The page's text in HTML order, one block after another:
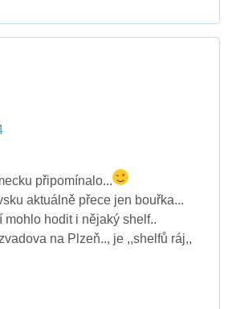
připomínalo...
aktuálně přece jen bouřka...
mohlo hodit i nějaký shelf..
na Plzeň.., je ,,shelfů ráj,,